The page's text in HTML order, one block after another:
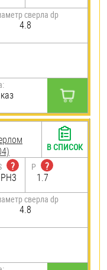
сверла dp
4.8
?
PH3
P
?
1.7
сверла dp
4.8
В СПИСОК